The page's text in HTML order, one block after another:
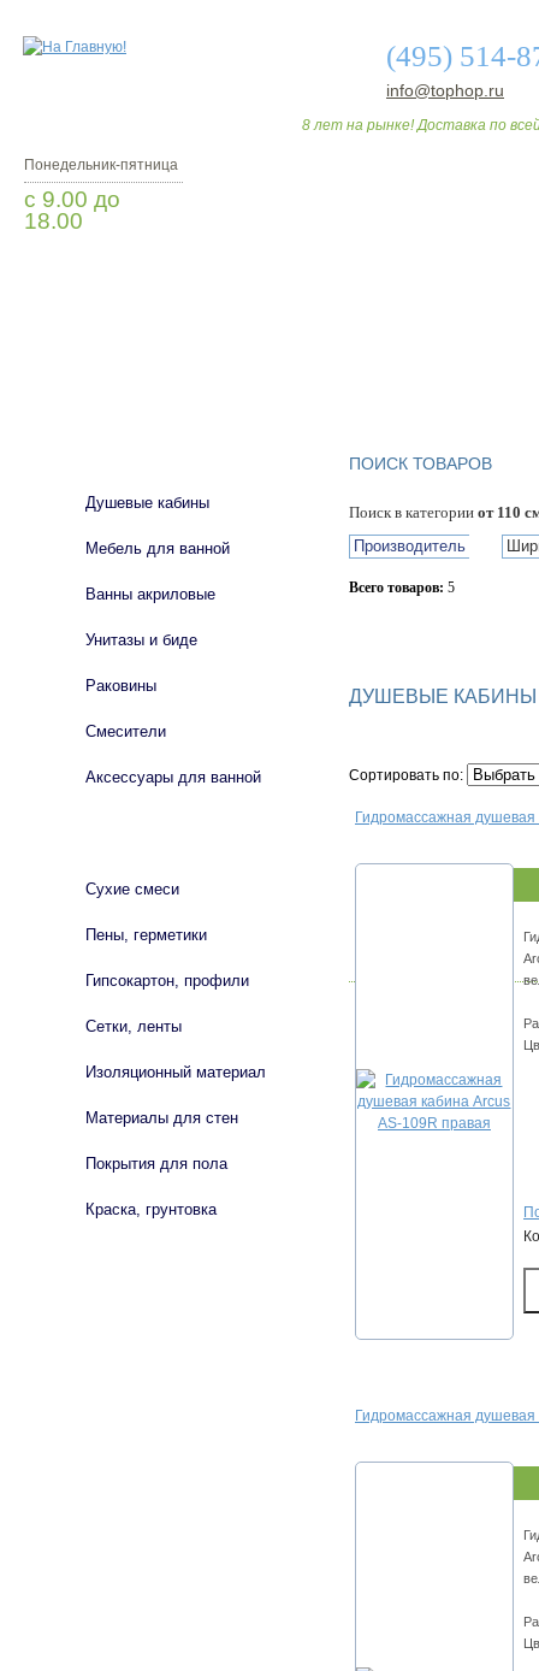
(495) 514-
info@tophop.ru
8 лет на рынке! Доставка по
Понедельник-пятница
с 9.00 до
18.00
ПОИСК ТОВАРОВ
Поиск в категории от 110
Производитель
Всего товаров: 5
ДУШЕВЫЕ КАБИНЫ
Сортировать по:
Гидромассажная
Гидромассажная душевая
Душевые кабины
Мебель для ванной
Ванны акриловые
Унитазы и биде
Раковины
Смесители
Аксессуары для ванной
Сухие смеси
Пены, герметики
Гипсокартон, профили
Сетки, ленты
Изоляционный материал
Материалы для стен
Покрытия для пола
Краска, грунтовка